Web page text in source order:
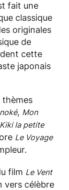
fait une
classique
originales
de
cette
japonais
thèmes
, Mon
Kiki la petite
Le Voyage
film Le Vent
vers célèbre